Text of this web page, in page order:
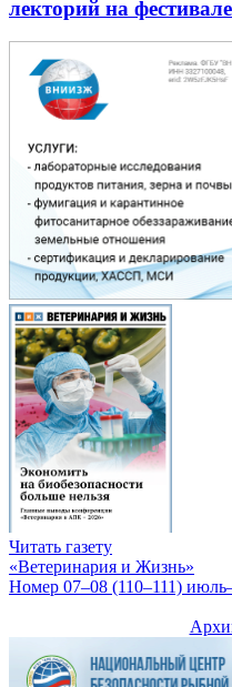
лекторий на
Читать газету
«Ветеринария и Жизнь»
Номер 07–08 (110–111)